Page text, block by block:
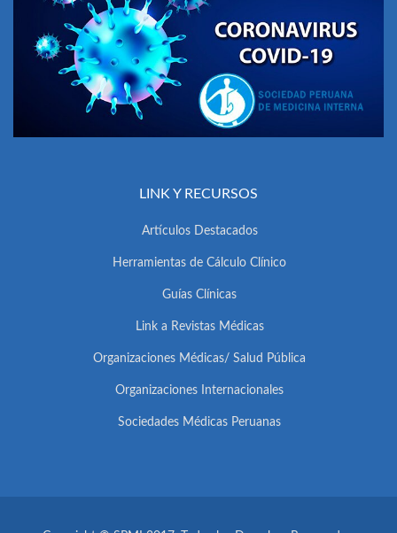
LINK Y RECURSOS
Artículos Destacados
Herramientas de Cálculo Clínico
Guías Clínicas
Link a Revistas Médicas
Organizaciones Médicas/ Salud Pública
Organizaciones Internacionales
Sociedades Médicas Peruanas